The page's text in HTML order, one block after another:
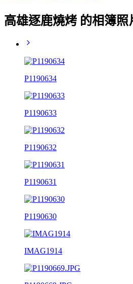
高雄逐鹿燒烤 的相簿照
P1190634
P1190633
P1190632
P1190631
P1190630
IMAG1914